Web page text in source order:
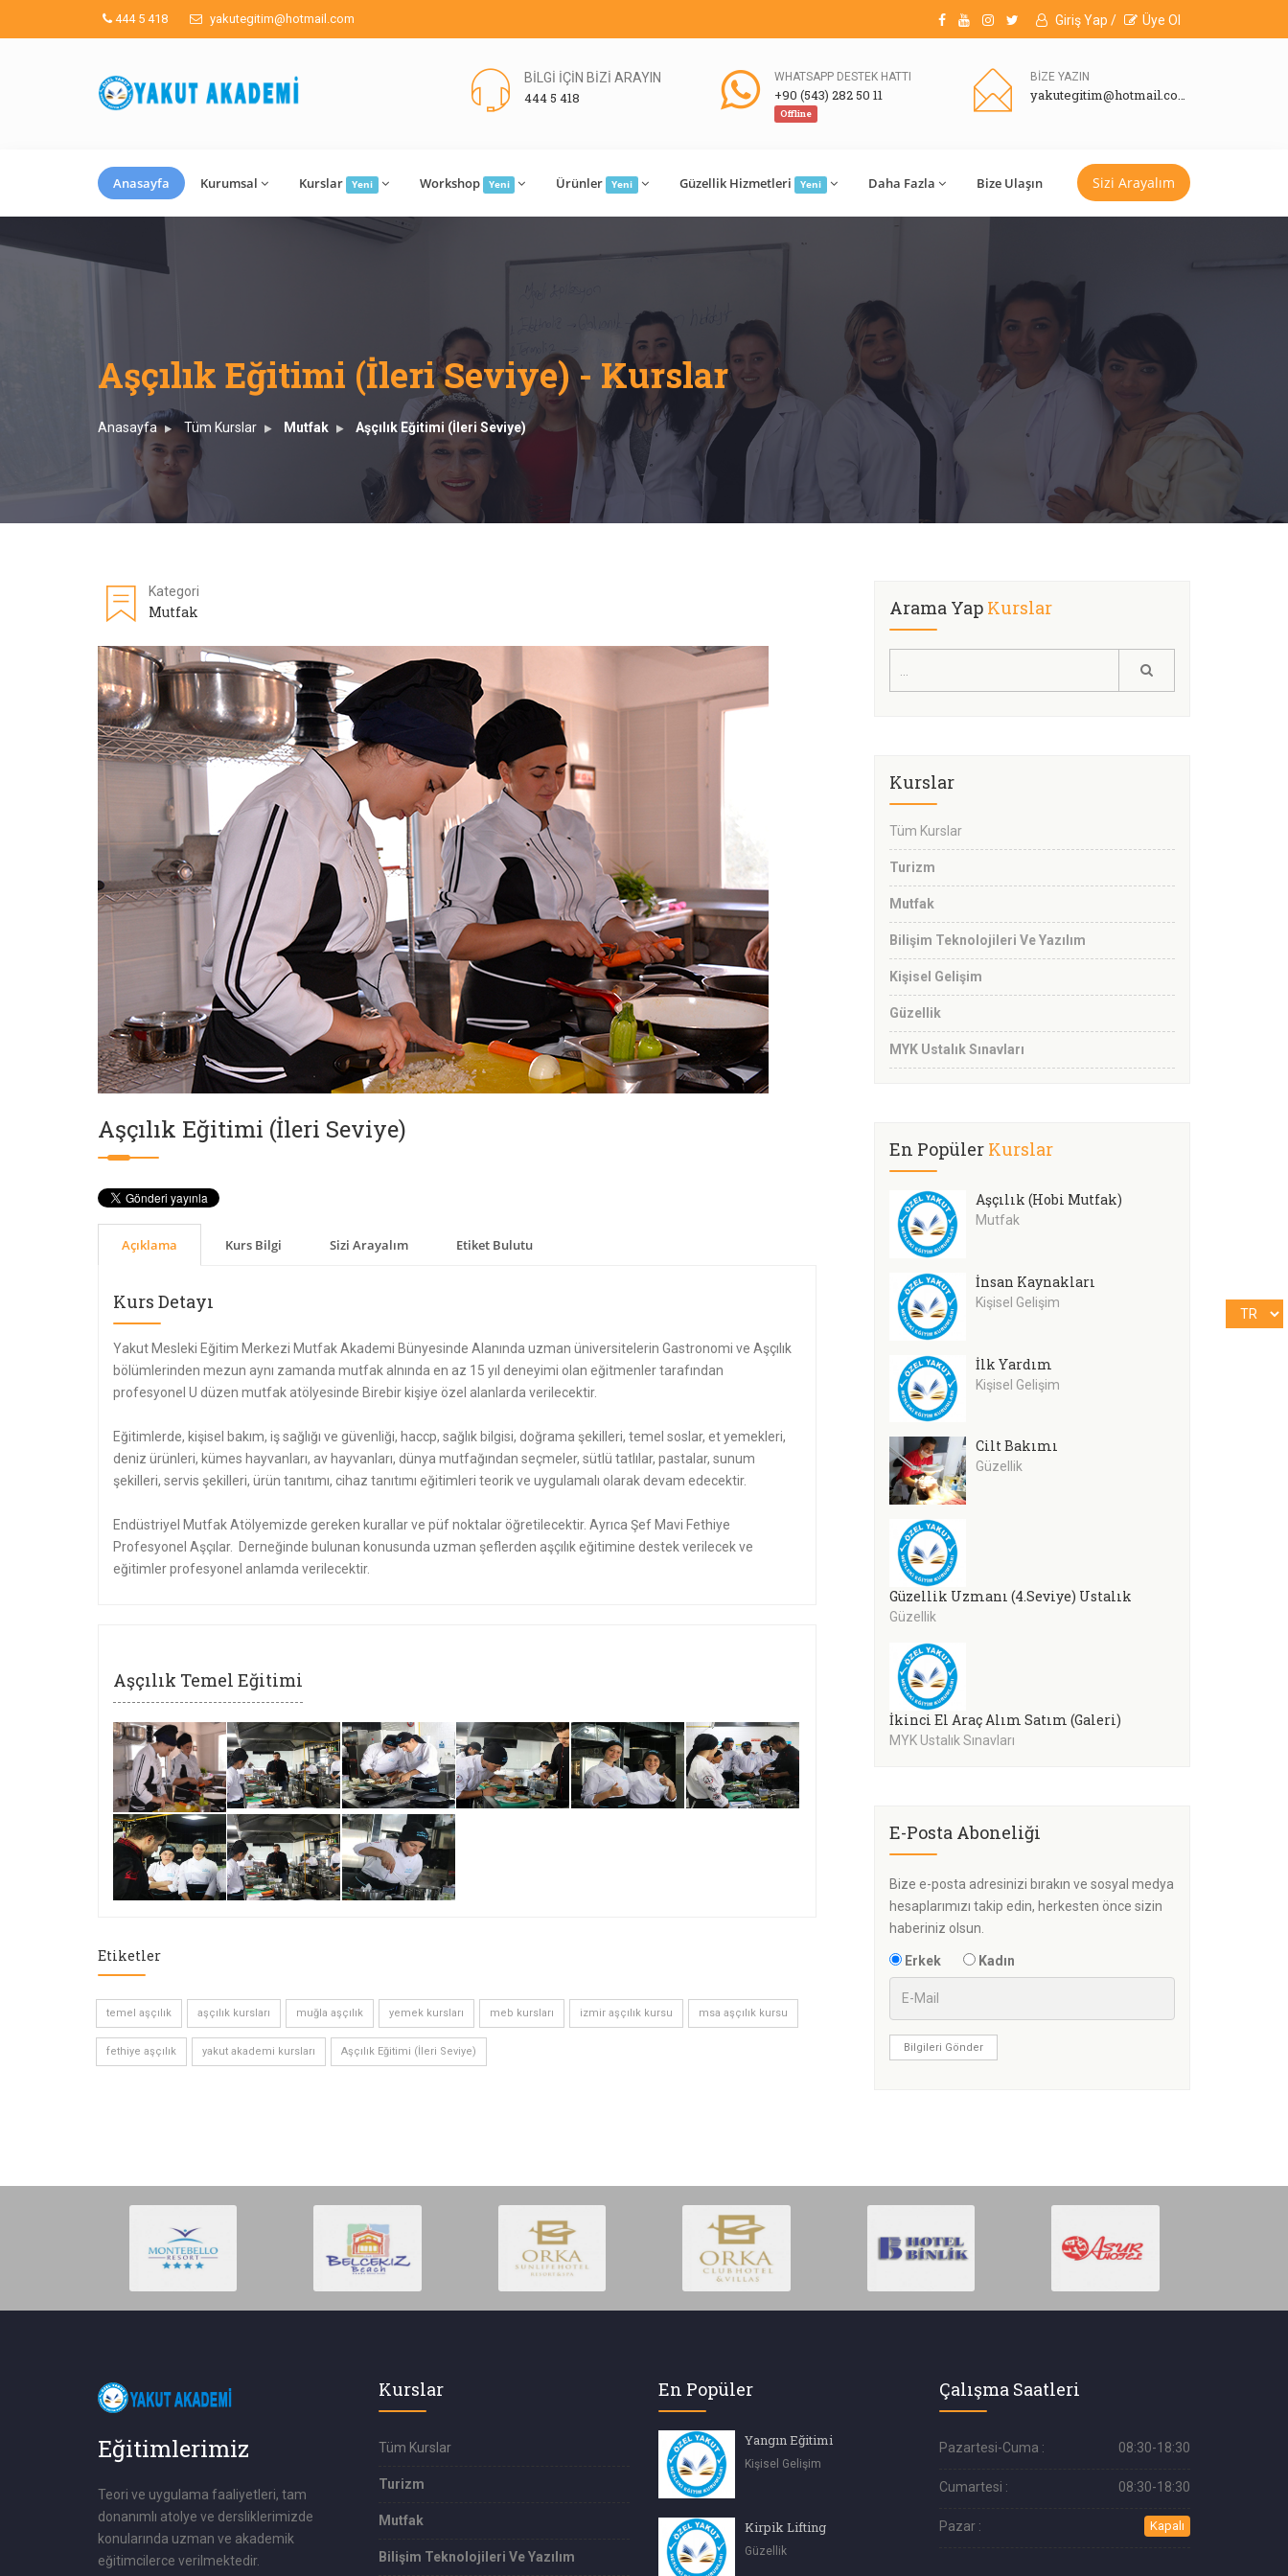
444 5 418 yakutegitim@hotmail.com Giriş Yap / Üye Ol
BİLGİ İÇİN BİZİ ARAYIN
444 5 418
WHATSAPP DESTEK HATTI
+90 (543) 282 50 11
Offline
BİZE YAZIN
yakutegitim@hotmail.com
Anasayfa Kurumsal Kurslar Yeni Workshop Yeni Ürünler Yeni Güzellik Hizmetleri Yeni Daha Fazla Bize Ulaşın Sizi Arayalım
Aşçılık Eğitimi (İleri Seviye) - Kurslar
Anasayfa Tüm Kurslar Mutfak Aşçılık Eğitimi (İleri Seviye)
Kategori
Mutfak
Aşçılık Eğitimi (İleri Seviye)
Açıklama Kurs Bilgi Sizi Arayalım Etiket Bulutu
Kurs Detayı
Yakut Mesleki Eğitim Merkezi Mutfak Akademi Bünyesinde Alanında uzman üniversitelerin Gastronomi ve Aşçılık
bölümlerinden mezun aynı zamanda mutfak alnında en az 15 yıl deneyimi olan eğitmenler tarafından
profesyonel U düzen mutfak atölyesinde Birebir kişiye özel alanlarda verilecektir.
Eğitimlerde, kişisel bakım, iş sağlığı ve güvenliği, haccp, sağlık bilgisi, doğrama şekilleri, temel soslar, et yemekleri,
deniz ürünleri, kümes hayvanları, av hayvanları, dünya mutfağından seçmeler, sütlü tatlılar, pastalar, sunum
şekilleri, servis şekilleri, ürün tanıtımı, cihaz tanıtımı eğitimleri teorik ve uygulamalı olarak devam edecektir.
Endüstriyel Mutfak Atölyemizde gereken kurallar ve püf noktalar öğretilecektir. Ayrıca Şef Mavi Fethiye
Profesyonel Aşçılar. Derneğinde bulunan konusunda uzman şeflerden aşçılık eğitimine destek verilecek ve
eğitimler profesyonel anlamda verilecektir.
Aşçılık Temel Eğitimi
Etiketler
temel aşçılık aşçılık kursları muğla aşçılık yemek kursları meb kursları izmir aşçılık kursu msa aşçılık kursu
fethiye aşçılık yakut akademi kursları Aşçılık Eğitimi (İleri Seviye)
Arama Yap Kurslar
Kurslar
Tüm Kurslar
Turizm
Mutfak
Bilişim Teknolojileri Ve Yazılım
Kişisel Gelişim
Güzellik
MYK Ustalık Sınavları
En Popüler Kurslar
Aşçılık (Hobi Mutfak)
Mutfak
İnsan Kaynakları
Kişisel Gelişim
İlk Yardım
Kişisel Gelişim
Cilt Bakımı
Güzellik
Güzellik Uzmanı (4.Seviye) Ustalık
Güzellik
İkinci El Araç Alım Satım (Galeri)
MYK Ustalık Sınavları
E-Posta Aboneliği
Bize e-posta adresinizi bırakın ve sosyal medya
hesaplarımızı takip edin, herkesten önce sizin
haberiniz olsun.
Erkek Kadın
Bilgileri Gönder
Eğitimlerimiz
Teori ve uygulama faaliyetleri, tam
donanımlı atolye ve dersliklerimizde
konularında uzman ve akademik
eğitimcilerce verilmektedir.
Kurslar
Tüm Kurslar
Turizm
Mutfak
Bilişim Teknolojileri Ve Yazılım
En Popüler
Yangın Eğitimi
Kişisel Gelişim
Kirpik Lifting
Güzellik
Çalışma Saatleri
Pazartesi-Cuma : 08:30-18:30
Cumartesi : 08:30-18:30
Pazar : Kapalı